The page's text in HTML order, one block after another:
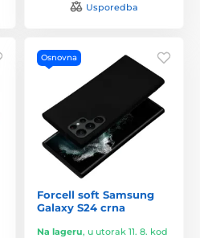
Usporedba
Osnovna
Forcell soft Samsung
Galaxy S24 crna
Na lageru, u utorak 11. 8. kod